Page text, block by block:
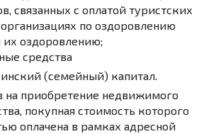
связанных с оплатой туристских
по оздоровлению
их оздоровлению;
средства
(семейный) капитал.
на приобретение недвижимого
покупная стоимость которого
оплачена в рамках адресной